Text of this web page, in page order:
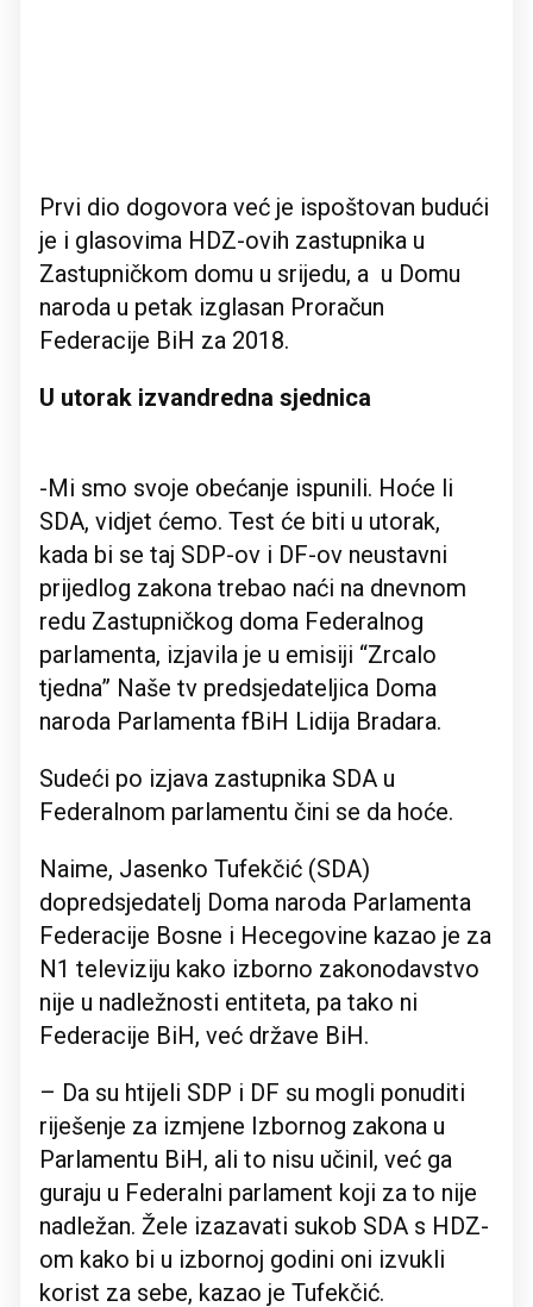
Prvi dio dogovora već je ispoštovan budući
je i glasovima HDZ-ovih zastupnika u
Zastupničkom domu u srijedu, a u Domu
naroda u petak izglasan Proračun
Federacije BiH za 2018.
U utorak izvandredna sjednica
-Mi smo svoje obećanje ispunili. Hoće li
SDA, vidjet ćemo. Test će biti u utorak,
kada bi se taj SDP-ov i DF-ov neustavni
prijedlog zakona trebao naći na dnevnom
redu Zastupničkog doma Federalnog
parlamenta, izjavila je u emisiji “Zrcalo
tjedna” Naše tv predsjedateljica Doma
naroda Parlamenta fBiH Lidija Bradara.
Sudeći po izjava zastupnika SDA u
Federalnom parlamentu čini se da hoće.
Naime, Jasenko Tufekčić (SDA)
dopredsjedatelj Doma naroda Parlamenta
Federacije Bosne i Hecegovine kazao je za
N1 televiziju kako izborno zakonodavstvo
nije u nadležnosti entiteta, pa tako ni
Federacije BiH, već države BiH.
– Da su htijeli SDP i DF su mogli ponuditi
riješenje za izmjene Izbornog zakona u
Parlamentu BiH, ali to nisu učinil, već ga
guraju u Federalni parlament koji za to nije
nadležan. Žele izazavati sukob SDA s HDZ-
om kako bi u izbornoj godini oni izvukli
korist za sebe, kazao je Tufekčić.